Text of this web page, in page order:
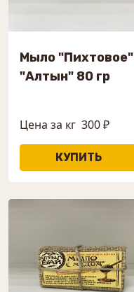
Мыло "Пихтовое"
"Алтын" 80 гр
Цена за кг 300 ₽